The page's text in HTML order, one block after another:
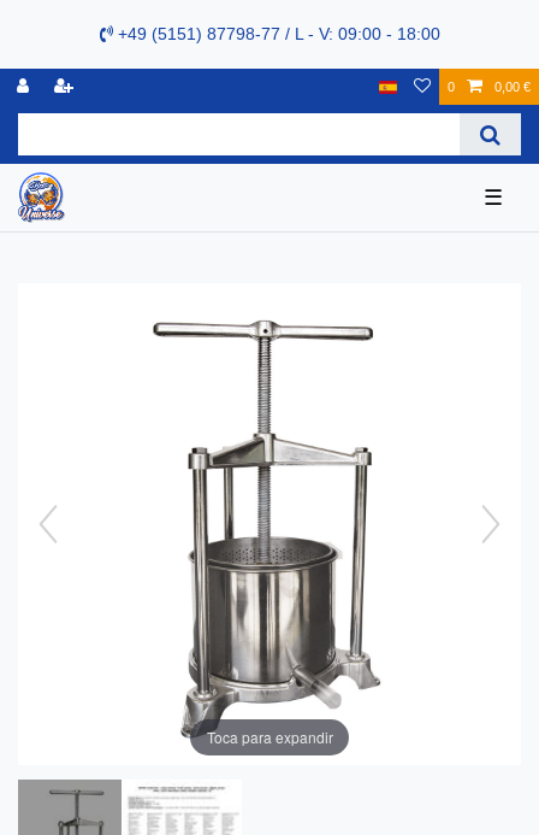
+49 (5151) 87798-77 / L - V: 09:00 - 18:00
0 0,00 €
☰
Toca para expandir